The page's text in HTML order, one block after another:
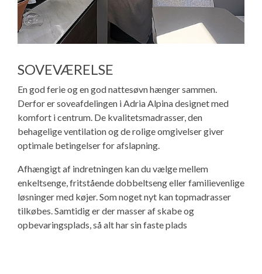
SOVEVÆRELSE
En god ferie og en god nattesøvn hænger sammen.
Derfor er soveafdelingen i Adria Alpina designet med
komfort i centrum. De kvalitetsmadrasser, den
behagelige ventilation og de rolige omgivelser giver
optimale betingelser for afslapning.
Afhængigt af indretningen kan du vælge mellem
enkeltsenge, fritstående dobbeltseng eller familievenlige
løsninger med køjer. Som noget nyt kan topmadrasser
tilkøbes. Samtidig er der masser af skabe og
opbevaringsplads, så alt har sin faste plads